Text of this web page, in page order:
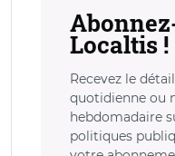
Localtis !
Recevez le
quotidienne ou
hebdomadaire
politiques